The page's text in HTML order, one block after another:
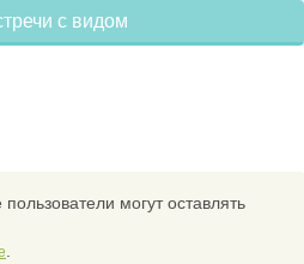
с видом
могут оставлять